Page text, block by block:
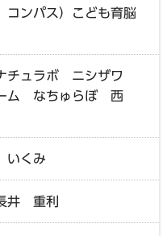
コンパス）こども育脳
チュラボ ニシザワ
ーム なちゅらぼ 西
いくみ
井 重利